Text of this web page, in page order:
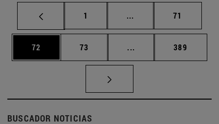
Página
1 ... Páginas intermedias
Página
71
Página
72 Página
73 ... Páginas intermedias
Página
389
BUSCADOR NOTICIAS